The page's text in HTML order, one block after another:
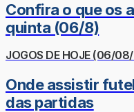
Confira o que os
quinta (06/8)
JOGOS DE HOJE (06/
Onde assistir
das partidas